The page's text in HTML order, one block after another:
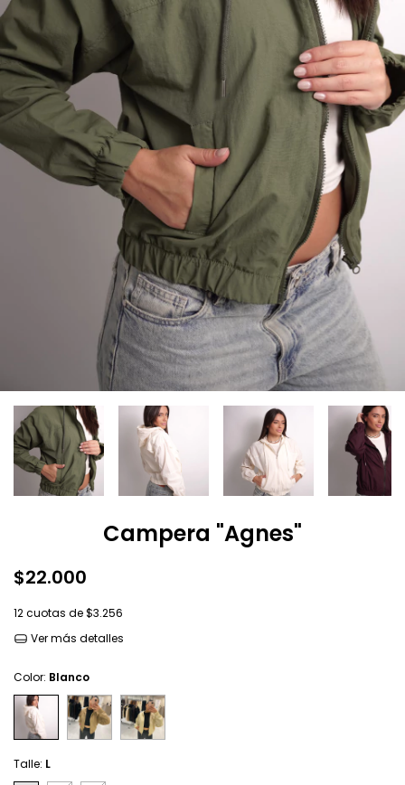
Campera "Agnes"
$22.000
12cuotas de$3.256
Ver más detalles
Color: Blanco
Talle: L